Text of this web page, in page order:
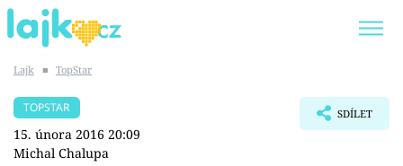
SHOPAHOLICADEL
Lajk ■ TopStar
TOPSTAR
15. února 2016 20:09
Michal Chalupa
SDÍLET